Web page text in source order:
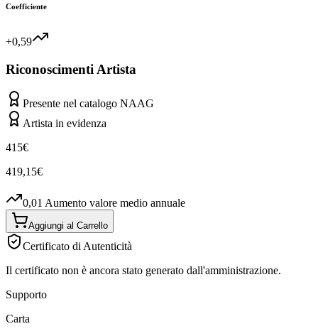
Coefficiente
+0,59
Riconoscimenti Artista
Presente nel catalogo NAAG
Artista in evidenza
415€
419,15€
0,01 Aumento valore medio annuale
Aggiungi al Carrello
Certificato di Autenticità
Il certificato non è ancora stato generato dall'amministrazione.
Supporto
Carta